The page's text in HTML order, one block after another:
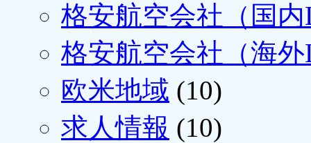
格安航空会社（国
格安航空会社（海
欧米地域 (10)
求人情報 (10)